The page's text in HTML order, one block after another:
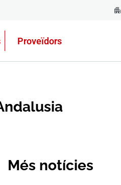
Proveïdors
Més notícies